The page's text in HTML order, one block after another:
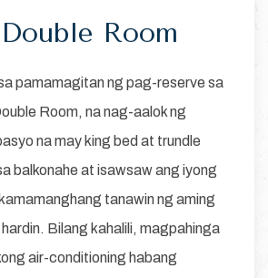
Room
pamamagitan ng pag-reserve sa
Room, na nag-aalok ng
na may king bed at trundle
balkonahe at isawsaw ang iyong
tanawin ng aming
Bilang kahalili, magpahinga
air-conditioning habang